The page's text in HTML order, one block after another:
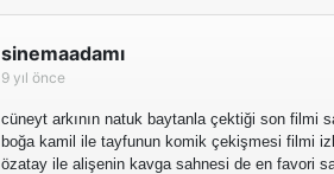
sinemaadamı
9 yıl önce
cüneyt arkının natuk baytanla çektiği son filmi
boğa kamil ile tayfunun komik çekişmesi filmi
özatay ile alişenin kavga sahnesi de en favori